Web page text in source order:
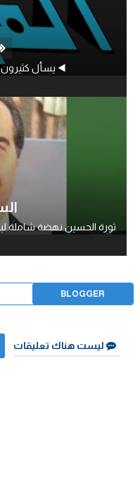
◀️ يسأل كثيرون
BLOGGER
ليست هناك تعليقات